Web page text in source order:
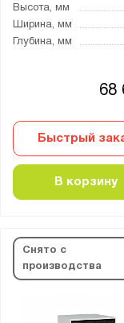
Высота, мм
Ширина, мм
Глубина, мм
68
Быстрый
В корзину
Снято с
производства